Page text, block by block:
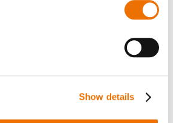
Show details
Nabe B (in mm)
mit höchstens zwei Nachkommastellen